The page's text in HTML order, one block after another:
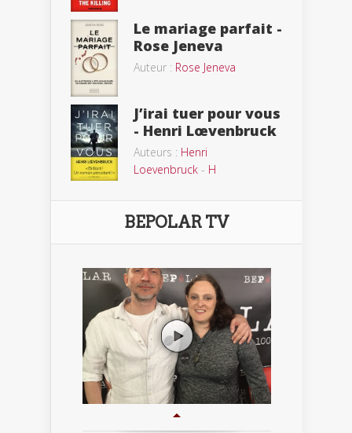
Le mariage parfait -
Rose Jeneva
Auteur : Rose Jeneva
J’irai tuer pour vous
- Henri Lœvenbruck
Auteurs : Henri
Loevenbruck - H
BEPOLAR TV